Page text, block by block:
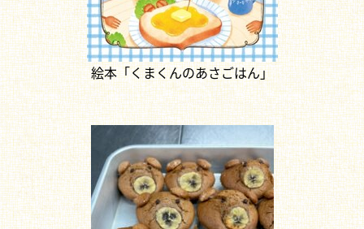
絵本「くまくんのあさごはん」